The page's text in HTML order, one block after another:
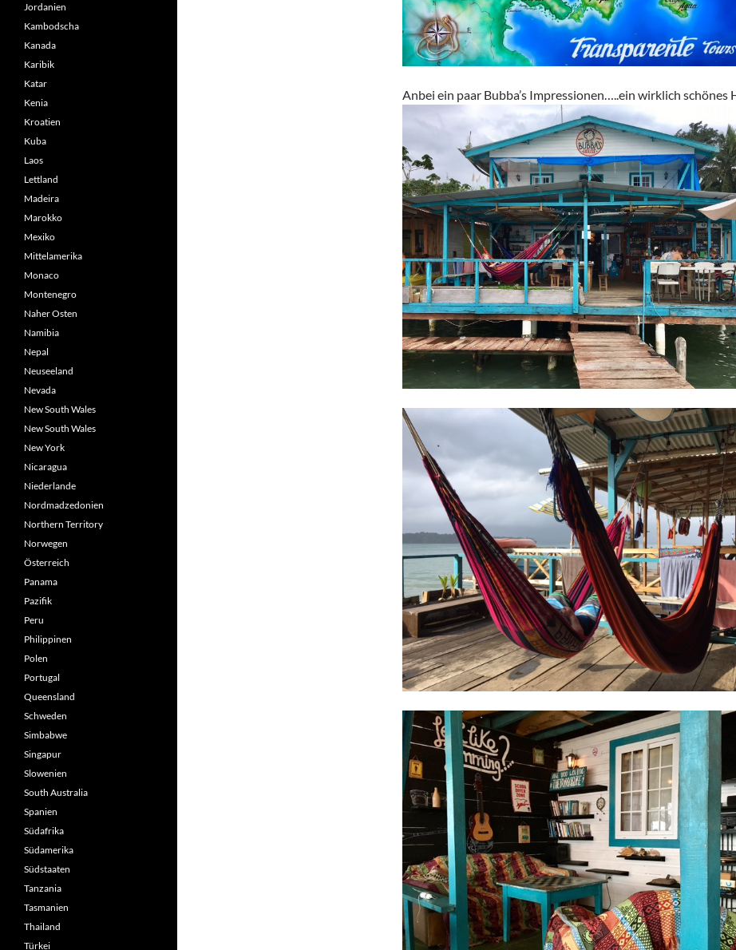
Anbei ein paar Bubba’s Impressionen…..ein wirklich schönes
Jordanien
Kambodscha
Kanada
Karibik
Katar
Kenia
Kroatien
Kuba
Laos
Lettland
Madeira
Marokko
Mexiko
Mittelamerika
Monaco
Montenegro
Naher Osten
Namibia
Nepal
Neuseeland
Nevada
New South Wales
New South Wales
New York
Nicaragua
Niederlande
Nordmadzedonien
Northern Territory
Norwegen
Österreich
Panama
Pazifik
Peru
Philippinen
Polen
Portugal
Queensland
Schweden
Simbabwe
Singapur
Slowenien
South Australia
Spanien
Südafrika
Südamerika
Südstaaten
Tanzania
Tasmanien
Thailand
Türkei